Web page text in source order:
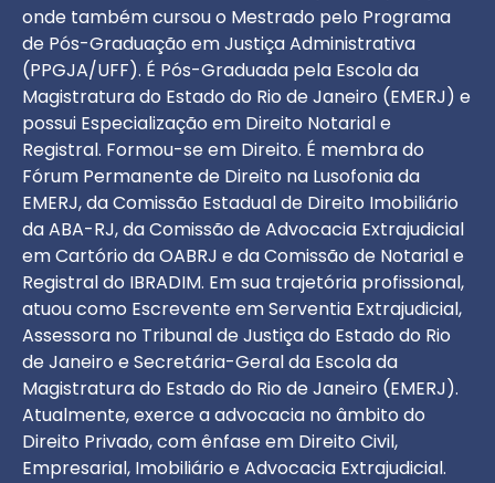
onde também cursou o Mestrado pelo Programa
de Pós-Graduação em Justiça Administrativa
(PPGJA/UFF). É Pós-Graduada pela Escola da
Magistratura do Estado do Rio de Janeiro (EMERJ) e
possui Especialização em Direito Notarial e
Registral. Formou-se em Direito. É membra do
Fórum Permanente de Direito na Lusofonia da
EMERJ, da Comissão Estadual de Direito Imobiliário
da ABA-RJ, da Comissão de Advocacia Extrajudicial
em Cartório da OABRJ e da Comissão de Notarial e
Registral do IBRADIM. Em sua trajetória profissional,
atuou como Escrevente em Serventia Extrajudicial,
Assessora no Tribunal de Justiça do Estado do Rio
de Janeiro e Secretária-Geral da Escola da
Magistratura do Estado do Rio de Janeiro (EMERJ).
Atualmente, exerce a advocacia no âmbito do
Direito Privado, com ênfase em Direito Civil,
Empresarial, Imobiliário e Advocacia Extrajudicial.